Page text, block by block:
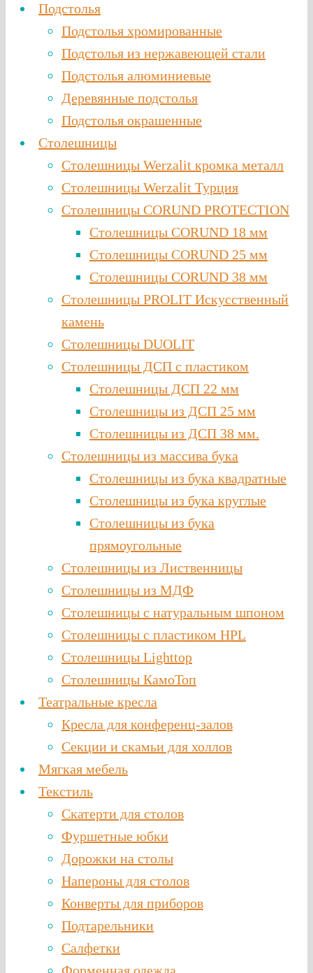
Подстолья
Подстолья хромированные
Подстолья из нержавеющей стали
Подстолья алюминиевые
Деревянные подстолья
Подстолья окрашенные
Столешницы
Столешницы Werzalit кромка металл
Столешницы Werzalit Турция
Столешницы CORUND PROTECTION
Столешницы CORUND 18 мм
Столешницы CORUND 25 мм
Столешницы CORUND 38 мм
Столешницы PROLIT Искусственный
камень
Столешницы DUOLIT
Столешницы ДСП с пластиком
Столешницы ДСП 22 мм
Столешницы из ДСП 25 мм
Столешницы из ДСП 38 мм.
Столешницы из массива бука
Столешницы из бука квадратные
Столешницы из бука круглые
Столешницы из бука
прямоугольные
Столешницы из Лиственницы
Столешницы из МДФ
Столешницы с натуральным шпоном
Столешницы c пластиком HPL
Столешницы Lighttop
Столешницы КамоТоп
Театральные кресла
Кресла для конференц-залов
Секции и скамьи для холлов
Мягкая мебель
Текстиль
Скатерти для столов
Фуршетные юбки
Дорожки на столы
Напероны для столов
Конверты для приборов
Подтарельники
Салфетки